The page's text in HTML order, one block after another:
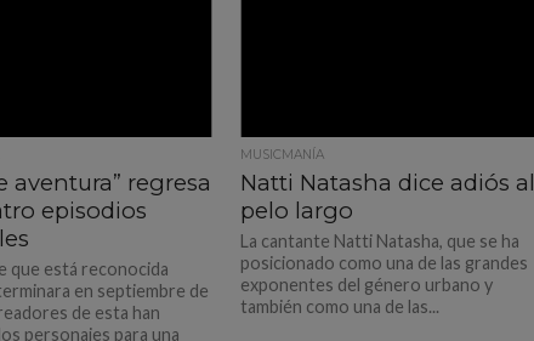
aventura” regresa
episodios
que está reconocida
en septiembre de
de esta han
personajes para una
MUSICMANÍA
Natti Natasha dice adiós al
pelo largo
La cantante Natti Natasha, que se ha
posicionado como una de las grandes
exponentes del género urbano y
también como una de las...